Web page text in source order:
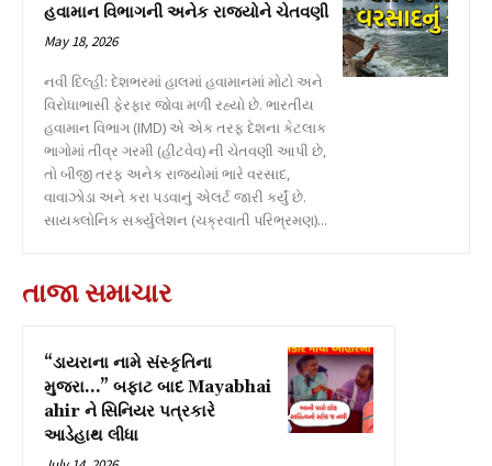
હવામાન વિભાગની અનેક રાજ્યોને ચેતવણી
May 18, 2026
નવી દિલ્હી: દેશભરમાં હાલમાં હવામાનમાં મોટો અને
વિરોધાભાસી ફેરફાર જોવા મળી રહ્યો છે. ભારતીય
હવામાન વિભાગ (IMD) એ એક તરફ દેશના કેટલાક
ભાગોમાં તીવ્ર ગરમી (હીટવેવ) ની ચેતવણી આપી છે,
તો બીજી તરફ અનેક રાજ્યોમાં ભારે વરસાદ,
વાવાઝોડા અને કરા પડવાનું એલર્ટ જારી કર્યું છે.
સાયક્લોનિક સર્ક્યુલેશન (ચક્રવાતી પરિભ્રમણ)...
તાજા સમાચાર
“ડાયરાના નામે સંસ્કૃતિના
મુજરા…” બફાટ બાદ Mayabhai
ahir ને સિનિયર પત્રકારે
આડેહાથ લીધા